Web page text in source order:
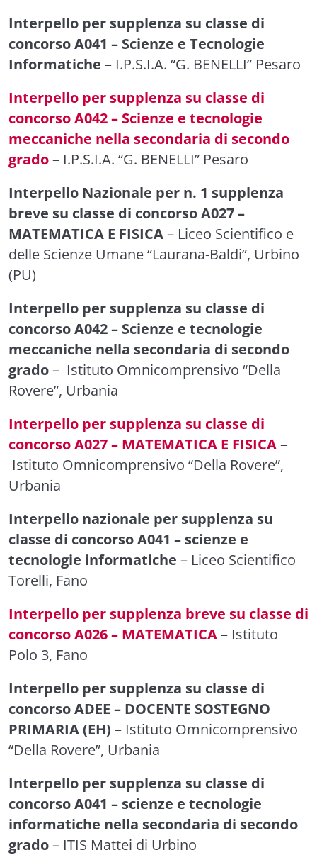
Interpello per supplenza su classe di
concorso A041 – Scienze e Tecnologie
Informatiche – I.P.S.I.A. “G. BENELLI” Pesaro
Interpello per supplenza su classe di
concorso A042 – Scienze e tecnologie
meccaniche nella secondaria di secondo
grado– I.P.S.I.A. “G. BENELLI” Pesaro
Interpello Nazionale per n. 1 supplenza
breve su classe di concorso A027 –
MATEMATICA E FISICA– Liceo Scientifico e
delle Scienze Umane “Laurana-Baldi”, Urbino
(PU)
Interpello per supplenza su classe di
concorso A042 – Scienze e tecnologie
meccaniche nella secondaria di secondo
grado– Istituto Omnicomprensivo “Della
Rovere”, Urbania
Interpello per supplenza su classe di
concorso A027 – MATEMATICA E FISICA–
Istituto Omnicomprensivo “Della Rovere”,
Urbania
Interpello nazionale per supplenza su
classe di concorso A041 – scienze e
tecnologie informatiche – Liceo Scientifico
Torelli, Fano
Interpello per supplenza breve su classe di
concorso A026 – MATEMATICA– Istituto
Polo 3, Fano
Interpello per supplenza su classe di
concorso ADEE – DOCENTE SOSTEGNO
PRIMARIA (EH) – Istituto Omnicomprensivo
“Della Rovere”, Urbania
Interpello per supplenza su classe di
concorso A041 – scienze e tecnologie
informatiche nella secondaria di secondo
grado– ITIS Mattei di Urbino